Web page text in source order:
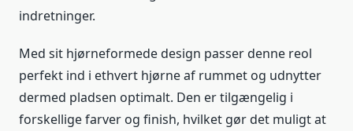
indretninger.
Med sit hjørneformede design passer denne reol
perfekt ind i ethvert hjørne af rummet og udnytter
dermed pladsen optimalt. Den er tilgængelig i
forskellige farver og finish, hvilket gør det muligt at